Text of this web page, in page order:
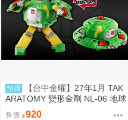
預購
【台中金曜】27年1月 TAK
ARATOMY 變形金剛 NL-06 地球
火種 宇宙飛碟 Cosmos 0828
售價 920